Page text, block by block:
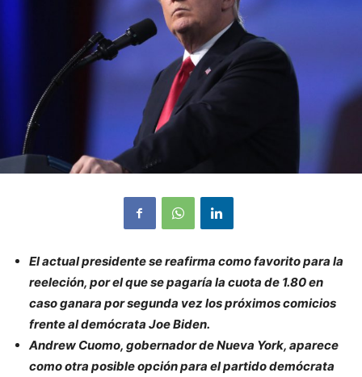
El actual presidente se reafirma como favorito para la
reeleción, por el que se pagaría la cuota de 1.80 en
caso ganara por segunda vez los próximos comicios
frente al demócrata Joe Biden.
Andrew Cuomo, gobernador de Nueva York, aparece
como otra posible opción para el partido demócrata